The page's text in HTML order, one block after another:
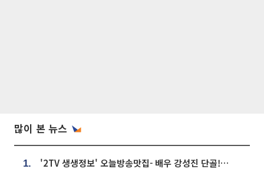
많이 본 뉴스
1. '2TV 생생정보' 오늘방송맛집- 배우 강성진 단골! 쌀국수ㆍ푸팟퐁 커리 맛집 '블○○○'